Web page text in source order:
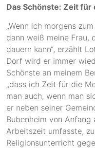
Das Schönste: Zeit für
„Wenn ich morgens
dann weiß meine Frau,
dauern kann“, erzählt
Dorf wird er immer
Schönste an meinem
„dass ich Zeit für die
man auch, wenn man
er neben seiner
Bubenheim von Anfang
Arbeitszeit umfasste,
Religionsunterricht